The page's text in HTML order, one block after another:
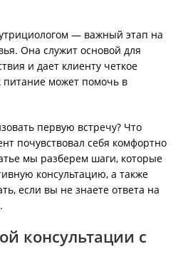
— важный этап на
Она служит основой для
и дает клиенту четкое
питание может помочь в
первую встречу? Что
почувствовал себя комфортно
мы разберем шаги, которые
консультацию, а также
если вы не знаете ответа на
консультации с